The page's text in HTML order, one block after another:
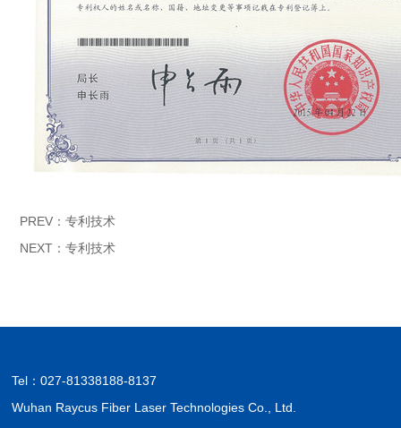
PREV：专利技术
NEXT：专利技术
Tel：027-81338188-8137
Wuhan Raycus Fiber Laser Technologies Co., Ltd.